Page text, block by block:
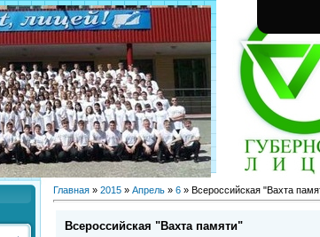
Главная » 2015 » Апрель » 6 » Всероссийская "Вахта
Всероссийская "Вахта памяти"